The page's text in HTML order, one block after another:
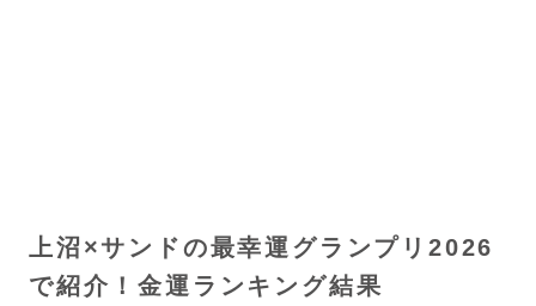
上沼×サンドの最幸運グランプリ2026
で紹介！金運ランキング結果